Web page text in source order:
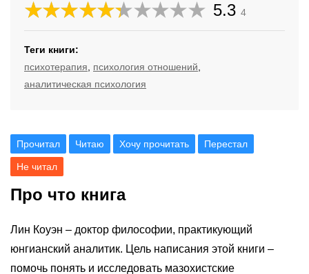
5.3 4
Теги книги:
психотерапия
психология отношений
аналитическая психология
Прочитал Читаю Хочу прочитать Перестал
Не читал
Про что книга
Лин Коуэн – доктор философии, практикующий
юнгианский аналитик. Цель написания этой книги –
помочь понять и исследовать мазохистские